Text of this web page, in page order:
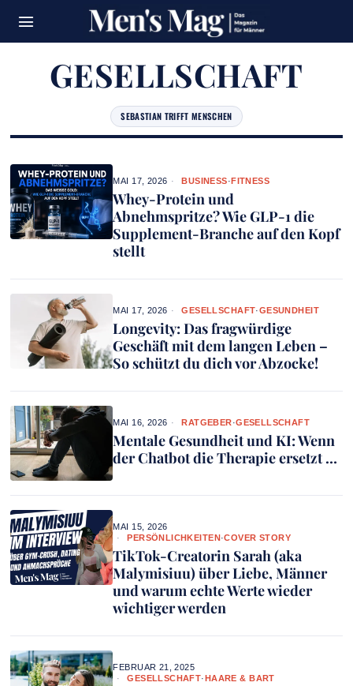
GESELLSCHAFT
SEBASTIAN TRIFFT MENSCHEN
Whey-Protein und
Abnehmspritze? Wie GLP-1 die
Supplement-Branche auf den Kopf
stellt
MAI 17, 2026 BUSINESS·FITNESS
Longevity: Das fragwürdige
Geschäft mit dem langen Leben –
So schützt du dich vor Abzocke!
MAI 17, 2026 GESELLSCHAFT·GESUNDHEIT
Mentale Gesundheit und KI: Wenn
der Chatbot die Therapie ersetzt …
MAI 16, 2026 RATGEBER·GESELLSCHAFT
TikTok-Creatorin Sarah (aka
Malymisiuu) über Liebe, Männer
und warum echte Werte wieder
wichtiger werden
MAI 15, 2026
PERSÖNLICHKEITEN·COVER STORY
FEBRUAR 21, 2025
GESELLSCHAFT·HAARE & BART